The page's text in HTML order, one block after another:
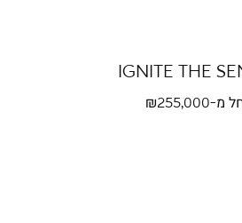
IGNITE THE
מ-₪255,000